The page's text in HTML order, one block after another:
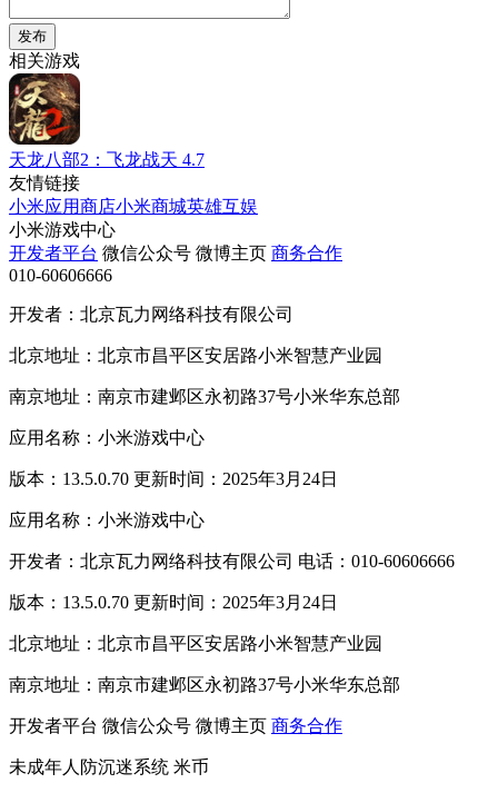
发布
相关游戏
天龙八部2：飞龙战天 4.7
友情链接
小米应用商店小米商城英雄互娱
小米游戏中心
开发者平台 微信公众号 微博主页 商务合作
010-60606666
开发者：北京瓦力网络科技有限公司
北京地址：北京市昌平区安居路小米智慧产业园
南京地址：南京市建邺区永初路37号小米华东总部
应用名称：小米游戏中心
版本：13.5.0.70 更新时间：2025年3月24日
应用名称：小米游戏中心
开发者：北京瓦力网络科技有限公司 电话：010-60606666
版本：13.5.0.70 更新时间：2025年3月24日
北京地址：北京市昌平区安居路小米智慧产业园
南京地址：南京市建邺区永初路37号小米华东总部
开发者平台 微信公众号 微博主页 商务合作
未成年人防沉迷系统 米币